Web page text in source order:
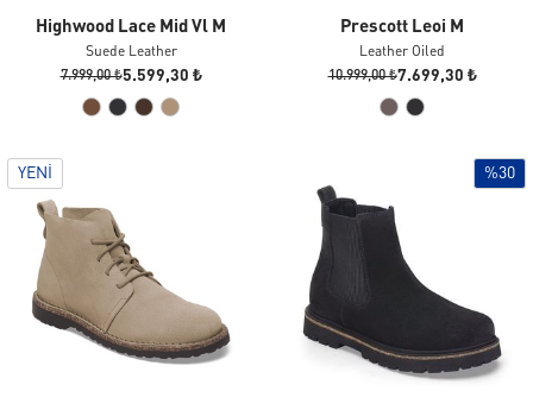
Highwood Lace Mid Vl M
Suede Leather
7.999,00 ₺5.599,30 ₺
Prescott Leoi M
Leather Oiled
10.999,00 ₺7.699,30 ₺
YENI %30